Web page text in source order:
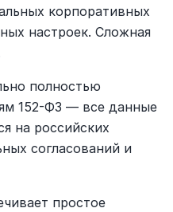
корпоративных
настроек. Сложная
полностью
152-ФЗ — все данные
на российских
согласований и
простое